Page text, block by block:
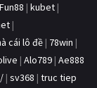
Fun88 | kubet |
|
cái lô đề | 78win |
| Alo789 | Ae888
| sv368 | truc tiep